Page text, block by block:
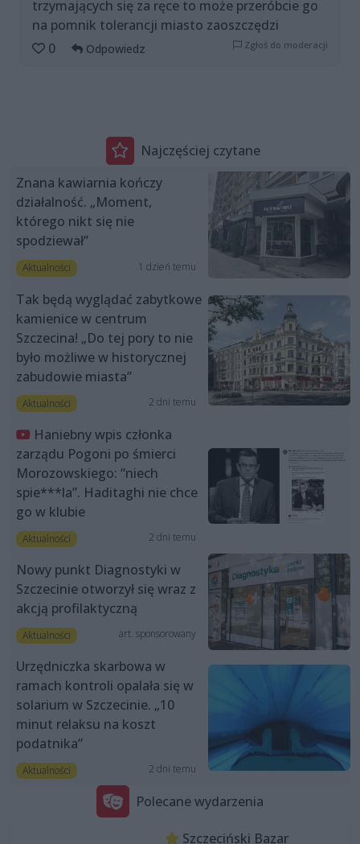
trzymających się za ręce to może przeróbcie go
na pomnik tolerancji miasto zaoszczędzi
0
Odpowiedz Zgłoś do moderacji
Najczęściej czytane
Znana kawiarnia kończy
działalność. „Moment,
którego nikt się nie
spodziewał”
Aktualności 1 dzień temu
Tak będą wyglądać zabytkowe
kamienice w centrum
Szczecina! „Do tej pory to nie
było możliwe w historycznej
zabudowie miasta”
Aktualności 2 dni temu
Haniebny wpis członka
zarządu Pogoni po śmierci
Morozowskiego: “niech
spie***la”. Haditaghi nie chce
go w klubie
Aktualności 2 dni temu
Nowy punkt Diagnostyki w
Szczecinie otworzył się wraz z
akcją profilaktyczną
Aktualności art. sponsorowany
Urzędniczka skarbowa w
ramach kontroli opalała się w
solarium w Szczecinie. „10
minut relaksu na koszt
podatnika”
Aktualności 2 dni temu
Polecane wydarzenia
Szczeciński Bazar